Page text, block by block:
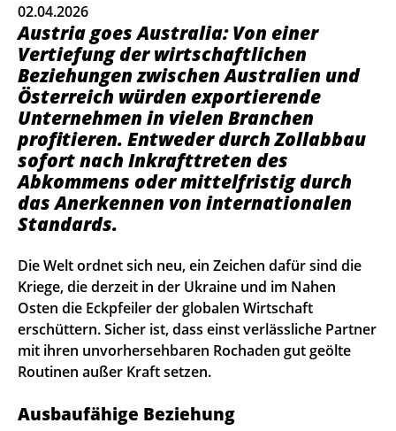
02.04.2026
Austria goes Australia: Von einer
Vertiefung der wirtschaftlichen
Beziehungen zwischen Australien und
Österreich würden exportierende
Unternehmen in vielen Branchen
profitieren. Entweder durch Zollabbau
sofort nach Inkrafttreten des
Abkommens oder mittelfristig durch
das Anerkennen von internationalen
Standards.
Die Welt ordnet sich neu, ein Zeichen dafür sind die
Kriege, die derzeit in der Ukraine und im Nahen
Osten die Eckpfeiler der globalen Wirtschaft
erschüttern. Sicher ist, dass einst verlässliche Partner
mit ihren unvorhersehbaren Rochaden gut geölte
Routinen außer Kraft setzen.
Ausbaufähige Beziehung